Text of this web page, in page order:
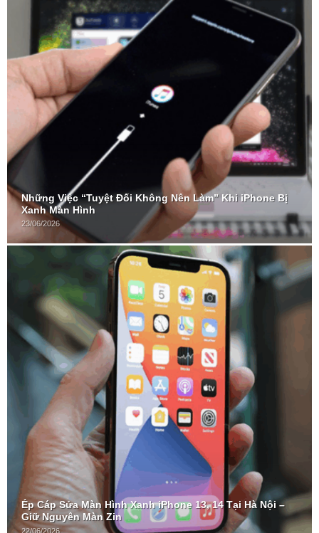
Những Việc “Tuyệt Đối Không Nên Làm” Khi iPhone Bị
Xanh Màn Hình
23/06/2026
Ép Cáp Sửa Màn Hình Xanh iPhone 13, 14 Tại Hà Nội –
Giữ Nguyên Màn Zin
22/06/2026